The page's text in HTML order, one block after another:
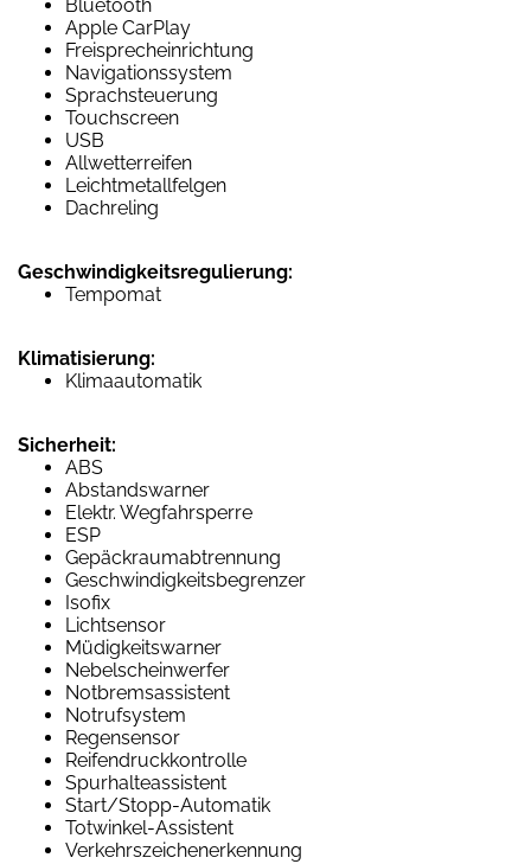
Bluetooth
Apple CarPlay
Freisprecheinrichtung
Navigationssystem
Sprachsteuerung
Touchscreen
USB
Allwetterreifen
Leichtmetallfelgen
Dachreling
Geschwindigkeitsregulierung:
Tempomat
Klimatisierung:
Klimaautomatik
Sicherheit:
ABS
Abstandswarner
Elektr. Wegfahrsperre
ESP
Gepäckraumabtrennung
Geschwindigkeitsbegrenzer
Isofix
Lichtsensor
Müdigkeitswarner
Nebelscheinwerfer
Notbremsassistent
Notrufsystem
Regensensor
Reifendruckkontrolle
Spurhalteassistent
Start/Stopp-Automatik
Totwinkel-Assistent
Verkehrszeichenerkennung